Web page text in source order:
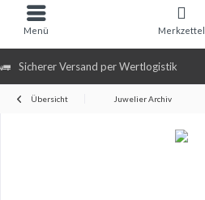
Sicherer Versand per Wertlogistik
Merkzettel
Menü
Übersicht Juwelier Archiv